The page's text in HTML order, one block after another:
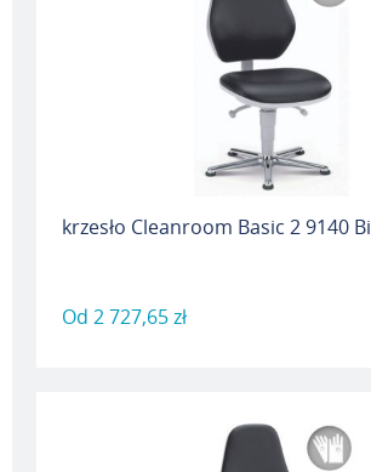
krzesło Cleanroom Basic 2 9140
Od 2 727,65 zł